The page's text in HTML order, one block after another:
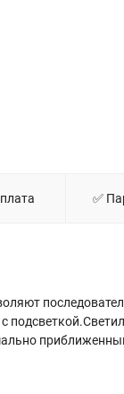
✅